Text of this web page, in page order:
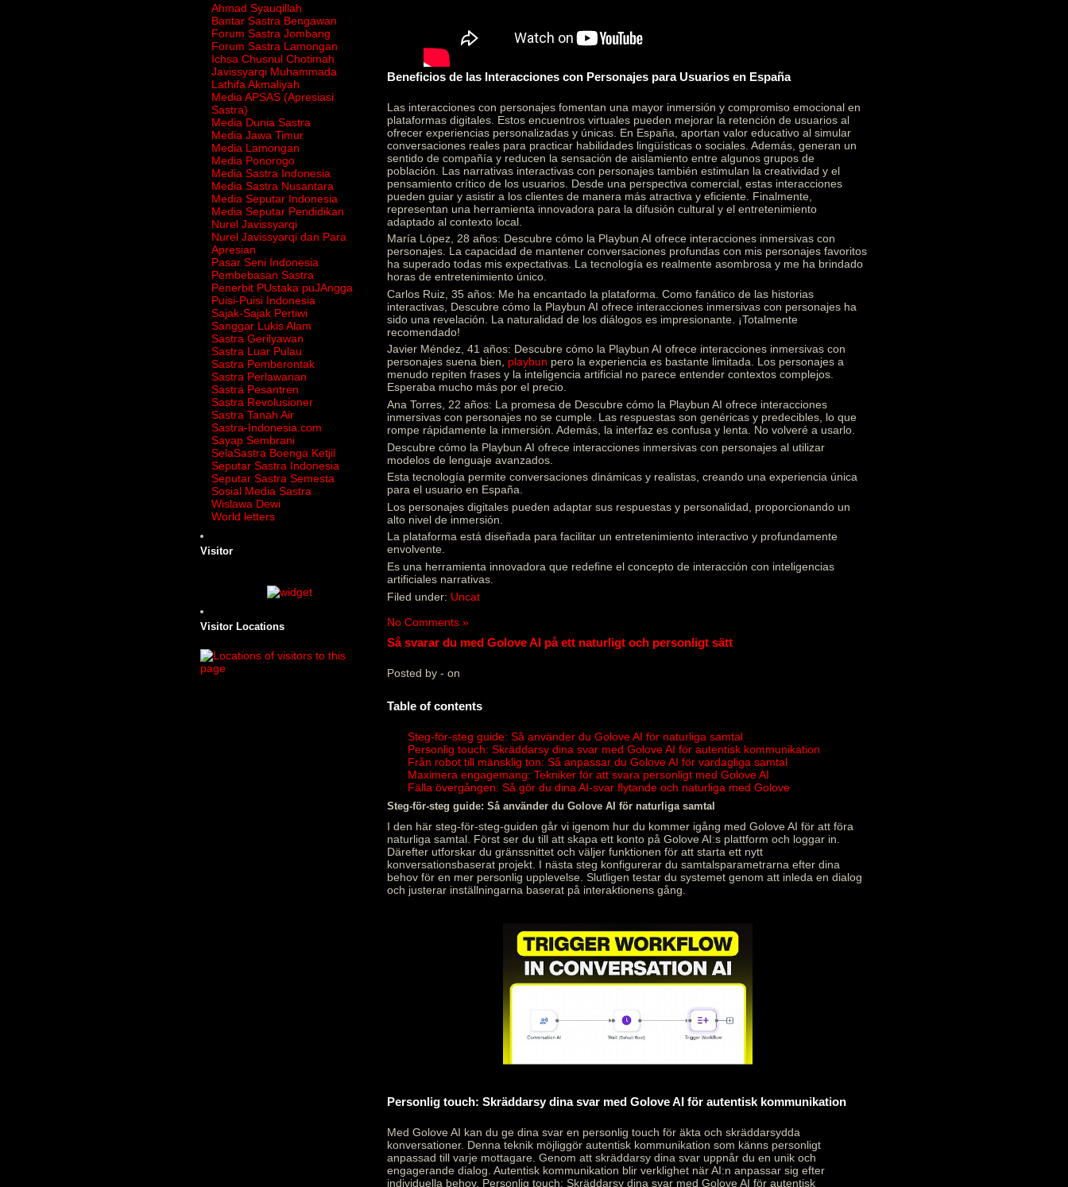
Ahmad Syauqillah
Bantar Sastra Bengawan
Forum Sastra Jombang
Forum Sastra Lamongan
Ichsa Chusnul Chotimah
Javissyarqi Muhammada
Lathifa Akmaliyah
Media APSAS (Apresiasi
Sastra)
Media Dunia Sastra
Media Jawa Timur
Media Lamongan
Media Ponorogo
Media Sastra Indonesia
Media Sastra Nusantara
Media Seputar Indonesia
Media Seputar Pendidikan
Nurel Javissyarqi
Nurel Javissyarqi dan Para
Apresian
Pasar Seni Indonesia
Pembebasan Sastra
Penerbit PUstaka puJAngga
Puisi-Puisi Indonesia
Sajak-Sajak Pertiwi
Sanggar Lukis Alam
Sastra Gerilyawan
Sastra Luar Pulau
Sastra Pemberontak
Sastra Perlawanan
Sastra Pesantren
Sastra Revolusioner
Sastra Tanah Air
Sastra-Indonesia.com
Sayap Sembrani
SelaSastra Boenga Ketjil
Seputar Sastra Indonesia
Seputar Sastra Semesta
Sosial Media Sastra
Wislawa Dewi
World letters
Visitor
Visitor Locations
Beneficios de las Interacciones con Personajes para Usuarios en España
Las interacciones con personajes fomentan una mayor inmersión y compromiso emocional en
plataformas digitales. Estos encuentros virtuales pueden mejorar la retención de usuarios al
ofrecer experiencias personalizadas y únicas. En España, aportan valor educativo al simular
conversaciones reales para practicar habilidades lingüísticas o sociales. Además, generan un
sentido de compañía y reducen la sensación de aislamiento entre algunos grupos de
población. Las narrativas interactivas con personajes también estimulan la creatividad y el
pensamiento crítico de los usuarios. Desde una perspectiva comercial, estas interacciones
pueden guiar y asistir a los clientes de manera más atractiva y eficiente. Finalmente,
representan una herramienta innovadora para la difusión cultural y el entretenimiento
adaptado al contexto local.
María López, 28 años: Descubre cómo la Playbun AI ofrece interacciones inmersivas con
personajes. La capacidad de mantener conversaciones profundas con mis personajes favoritos
ha superado todas mis expectativas. La tecnología es realmente asombrosa y me ha brindado
horas de entretenimiento único.
Carlos Ruiz, 35 años: Me ha encantado la plataforma. Como fanático de las historias
interactivas, Descubre cómo la Playbun AI ofrece interacciones inmersivas con personajes ha
sido una revelación. La naturalidad de los diálogos es impresionante. ¡Totalmente
recomendado!
Javier Méndez, 41 años: Descubre cómo la Playbun AI ofrece interacciones inmersivas con
personajes suena bien, playbun pero la experiencia es bastante limitada. Los personajes a
menudo repiten frases y la inteligencia artificial no parece entender contextos complejos.
Esperaba mucho más por el precio.
Ana Torres, 22 años: La promesa de Descubre cómo la Playbun AI ofrece interacciones
inmersivas con personajes no se cumple. Las respuestas son genéricas y predecibles, lo que
rompe rápidamente la inmersión. Además, la interfaz es confusa y lenta. No volveré a usarlo.
Descubre cómo la Playbun AI ofrece interacciones inmersivas con personajes al utilizar
modelos de lenguaje avanzados.
Esta tecnología permite conversaciones dinámicas y realistas, creando una experiencia única
para el usuario en España.
Los personajes digitales pueden adaptar sus respuestas y personalidad, proporcionando un
alto nivel de inmersión.
La plataforma está diseñada para facilitar un entretenimiento interactivo y profundamente
envolvente.
Es una herramienta innovadora que redefine el concepto de interacción con inteligencias
artificiales narrativas.
Filed under: Uncat
No Comments »
Så svarar du med Golove AI på ett naturligt och personligt sätt
Posted by - on
Table of contents
Steg-för-steg guide: Så använder du Golove AI för naturliga samtal
Personlig touch: Skräddarsy dina svar med Golove AI för autentisk kommunikation
Från robot till mänsklig ton: Så anpassar du Golove AI för vardagliga samtal
Maximera engagemang: Tekniker för att svara personligt med Golove AI
Fälla övergången: Så gör du dina AI-svar flytande och naturliga med Golove
Steg-för-steg guide: Så använder du Golove AI för naturliga samtal
I den här steg-för-steg-guiden går vi igenom hur du kommer igång med Golove AI för att föra
naturliga samtal. Först ser du till att skapa ett konto på Golove AI:s plattform och loggar in.
Därefter utforskar du gränssnittet och väljer funktionen för att starta ett nytt
konversationsbaserat projekt. I nästa steg konfigurerar du samtalsparametrarna efter dina
behov för en mer personlig upplevelse. Slutligen testar du systemet genom att inleda en dialog
och justerar inställningarna baserat på interaktionens gång.
Personlig touch: Skräddarsy dina svar med Golove AI för autentisk kommunikation
Med Golove AI kan du ge dina svar en personlig touch för äkta och skräddarsydda
konversationer. Denna teknik möjliggör autentisk kommunikation som känns personligt
anpassad till varje mottagare. Genom att skräddarsy dina svar uppnår du en unik och
engagerande dialog. Autentisk kommunikation blir verklighet när AI:n anpassar sig efter
individuella behov. Personlig touch: Skräddarsy dina svar med Golove AI för autentisk